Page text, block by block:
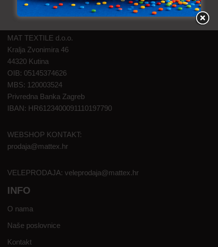
MAT TEXTILE d.o.o.
Kralja Zvonimira 46
44320 Kutina
OIB: 05145374626
MBS: 120003524
Privredna Banka Zagreb
IBAN: HR6123400091110197790
WEBSHOP KONTAKT:
prodaja@mattex.hr
VELEPRODAJA: veleprodaja@mattex.hr
INFO
O nama
Naše poslovnice
Kontakt